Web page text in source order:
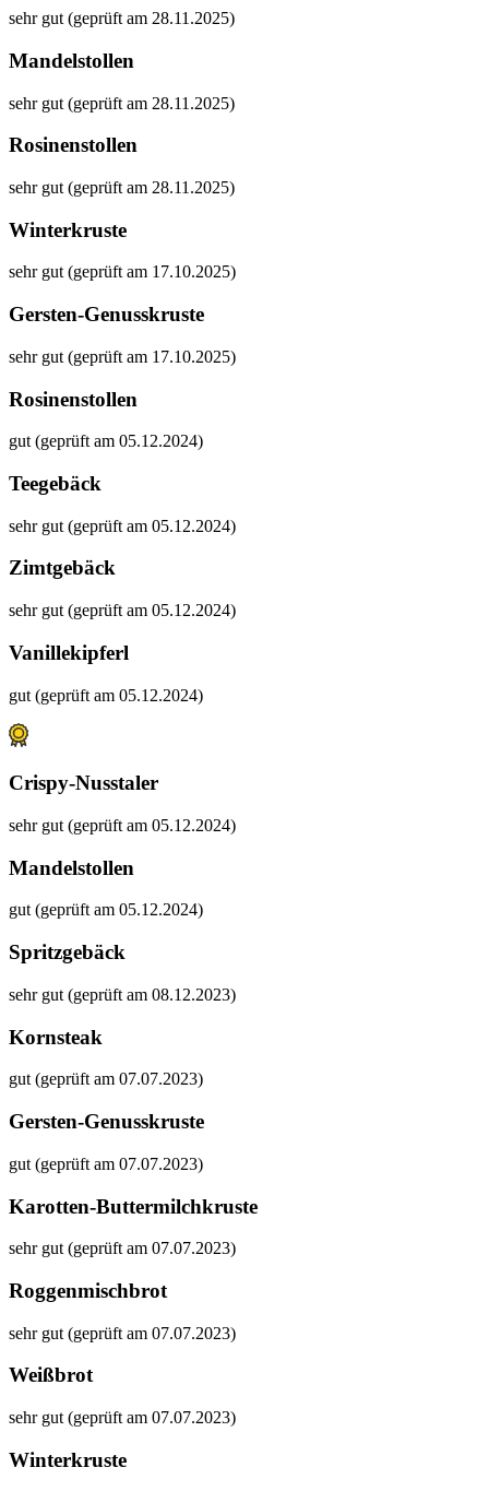
sehr gut (geprüft am 28.11.2025)
Mandelstollen
sehr gut (geprüft am 28.11.2025)
Rosinenstollen
sehr gut (geprüft am 28.11.2025)
Winterkruste
sehr gut (geprüft am 17.10.2025)
Gersten-Genusskruste
sehr gut (geprüft am 17.10.2025)
Rosinenstollen
gut (geprüft am 05.12.2024)
Teegebäck
sehr gut (geprüft am 05.12.2024)
Zimtgebäck
sehr gut (geprüft am 05.12.2024)
Vanillekipferl
gut (geprüft am 05.12.2024)
Crispy-Nusstaler
sehr gut (geprüft am 05.12.2024)
Mandelstollen
gut (geprüft am 05.12.2024)
Spritzgebäck
sehr gut (geprüft am 08.12.2023)
Kornsteak
gut (geprüft am 07.07.2023)
Gersten-Genusskruste
gut (geprüft am 07.07.2023)
Karotten-Buttermilchkruste
sehr gut (geprüft am 07.07.2023)
Roggenmischbrot
sehr gut (geprüft am 07.07.2023)
Weißbrot
sehr gut (geprüft am 07.07.2023)
Winterkruste